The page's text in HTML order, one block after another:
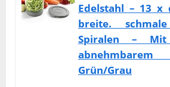
Edelstahl – 13 x
breite.
Spiralen –
Grün/Grau